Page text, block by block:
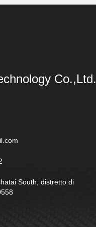
Co.,Ltd.
South, distretto di